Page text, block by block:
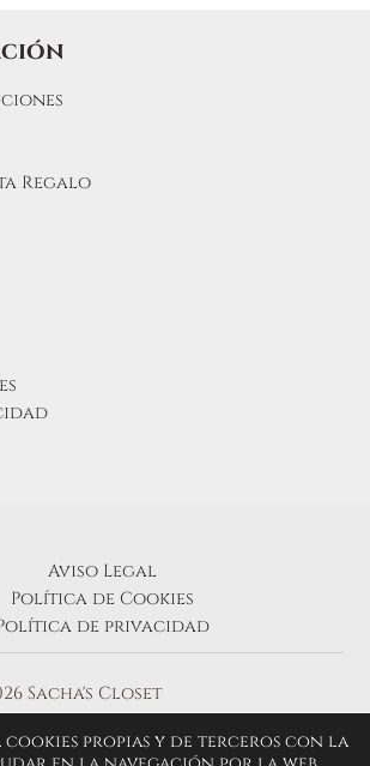
Regalo
Aviso Legal
Política de Cookies
de privacidad
Sacha's Closet
cookies propias y de terceros con la